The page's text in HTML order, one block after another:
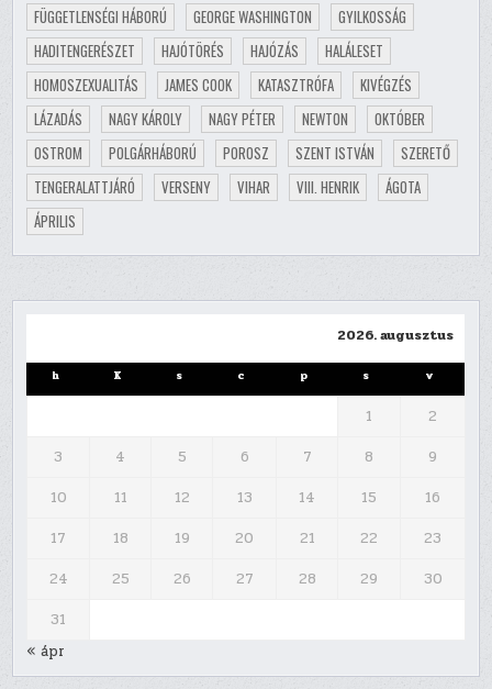
FÜGGETLENSÉGI HÁBORÚ
GEORGE WASHINGTON
GYILKOSSÁG
HADITENGERÉSZET
HAJÓTÖRÉS HAJÓZÁS
HALÁLESET
HOMOSZEXUALITÁS
JAMES COOK KATASZTRÓFA
KIVÉGZÉS
LÁZADÁS
NAGY KÁROLY NAGY PÉTER NEWTON
OKTÓBER
OSTROM
POLGÁRHÁBORÚ POROSZ SZENT ISTVÁN
SZERETŐ
TENGERALATTJÁRÓ
VERSENY VIHAR VIII. HENRIK
ÁGOTA
ÁPRILIS
2026. augusztus
h K s c p s v
1
2
3
4 5 6 7 8
9
10
11 12 13 14 15
16
17
18 19 20 21 22
23
24
25 26 27 28 29
30
31
« ápr